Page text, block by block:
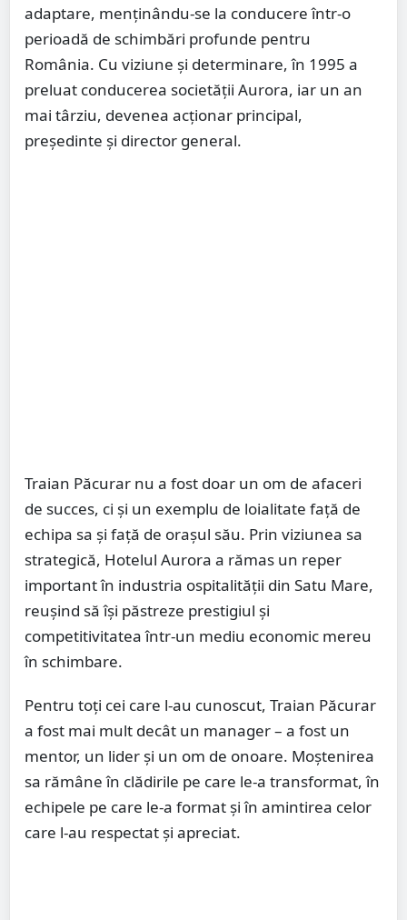
adaptare, menținându-se la conducere într-o
perioadă de schimbări profunde pentru
România. Cu viziune și determinare, în 1995 a
preluat conducerea societății Aurora, iar un an
mai târziu, devenea acționar principal,
președinte și director general.
Traian Păcurar nu a fost doar un om de afaceri
de succes, ci și un exemplu de loialitate față de
echipa sa și față de orașul său. Prin viziunea sa
strategică, Hotelul Aurora a rămas un reper
important în industria ospitalității din Satu Mare,
reușind să își păstreze prestigiul și
competitivitatea într-un mediu economic mereu
în schimbare.
Pentru toți cei care l-au cunoscut, Traian Păcurar
a fost mai mult decât un manager – a fost un
mentor, un lider și un om de onoare. Moștenirea
sa rămâne în clădirile pe care le-a transformat, în
echipele pe care le-a format și în amintirea celor
care l-au respectat și apreciat.